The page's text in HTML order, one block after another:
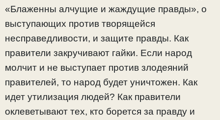
«Блаженны алчущие и жаждущие правды», о
выступающих против творящейся
несправедливости, и защите правды. Как
правители закручивают гайки. Если народ
молчит и не выступает против злодеяний
правителей, то народ будет уничтожен. Как
идет утилизация людей? Как правители
оклеветывают тех, кто борется за правду и